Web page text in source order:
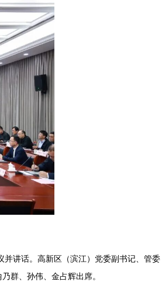
讲话。高新区（滨江）党委副书记、管委
群、孙伟、金占辉出席。